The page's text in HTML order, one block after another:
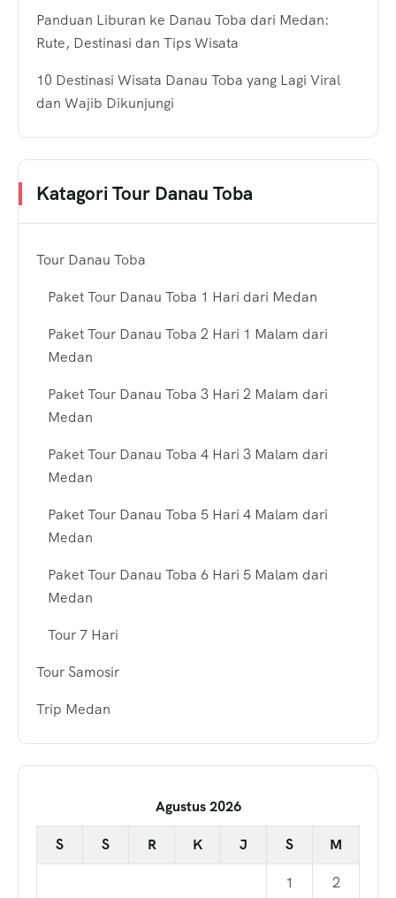
Panduan Liburan ke Danau Toba dari Medan:
Rute, Destinasi dan Tips Wisata
10 Destinasi Wisata Danau Toba yang Lagi Viral
dan Wajib Dikunjungi
Katagori Tour Danau Toba
Tour Danau Toba
Paket Tour Danau Toba 1 Hari dari Medan
Paket Tour Danau Toba 2 Hari 1 Malam dari
Medan
Paket Tour Danau Toba 3 Hari 2 Malam dari
Medan
Paket Tour Danau Toba 4 Hari 3 Malam dari
Medan
Paket Tour Danau Toba 5 Hari 4 Malam dari
Medan
Paket Tour Danau Toba 6 Hari 5 Malam dari
Medan
Tour 7 Hari
Tour Samosir
Trip Medan
Agustus 2026
S S R K J S M
1 2